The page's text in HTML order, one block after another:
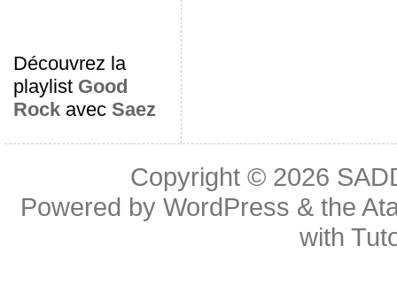
Découvrez la
playlist Good
Rockavec Saez
Copyright © 2026
Powered byWordPress & the
with